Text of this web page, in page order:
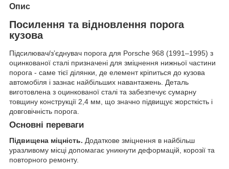
Опис
Посилення та відновлення порога
кузова
Підсилювач/зʼєднувач порога для Porsche 968 (1991–1995) з
оцинкованої сталі призначені для зміцнення нижньої частини
порога - саме тієї ділянки, де елемент кріпиться до кузова
автомобіля і зазнає найбільших навантажень. Деталь
виготовлена з оцинкованої сталі та забезпечує сумарну
товщину конструкції 2,4 мм, що значно підвищує жорсткість і
довговічність порога.
Основні переваги
Підвищена міцність. Додаткове зміцнення в найбільш
уразливому місці допомагає уникнути деформацій, корозії та
повторного ремонту.